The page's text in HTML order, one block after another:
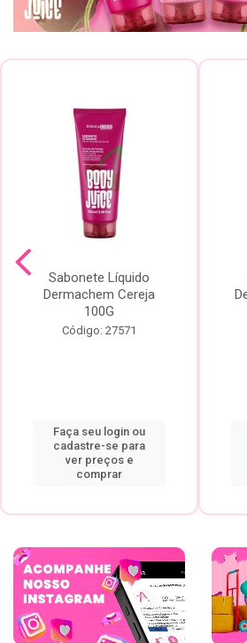
Sabonete Líquido
Dermachem Cereja
100G
Código: 27571
Faça seu login ou
cadastre-se para
ver preços e
comprar